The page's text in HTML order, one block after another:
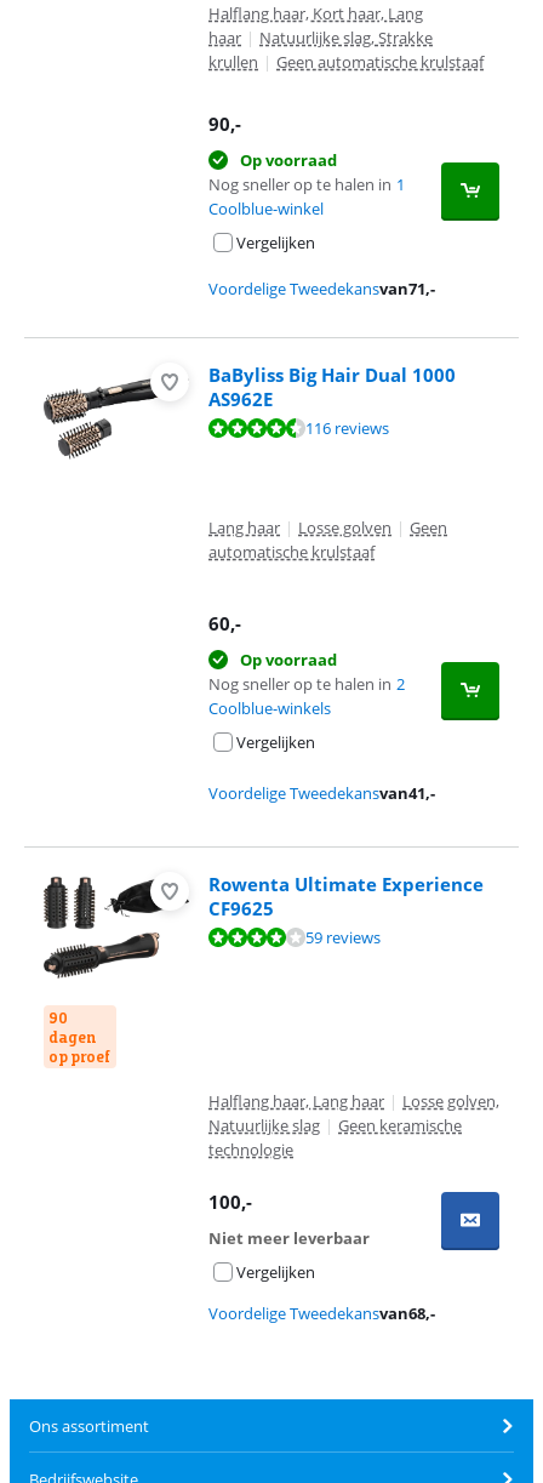
Halflang haar, Kort haar, Lang
haar | Natuurlijke slag, Strakke
krullen | Geen automatische krulstaaf
90,-
Op voorraad
Nog sneller op te halen in 1
Coolblue-winkel
Vergelijken
Voordelige Tweedekansvan71,-
BaByliss Big Hair Dual 1000
AS962E
Beoordeling is 8,7 van de 10, gebaseerd op 116 reviews.
116 reviews
Lang haar | Losse golven | Geen
automatische krulstaaf
60,-
Op voorraad
Nog sneller op te halen in 2
Coolblue-winkels
Vergelijken
Voordelige Tweedekansvan41,-
90
dagen
op proef
Rowenta Ultimate Experience
CF9625
Beoordeling is 8,2 van de 10, gebaseerd op 59 reviews.
59 reviews
Halflang haar, Lang haar | Losse golven,
Natuurlijke slag | Geen keramische
technologie
100,-
Niet meer leverbaar
Vergelijken
Voordelige Tweedekansvan68,-
Ons assortiment